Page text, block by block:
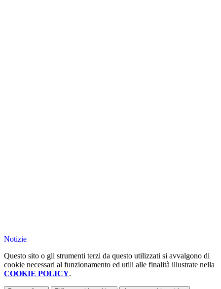
Notizie
Questo sito o gli strumenti terzi da questo utilizzati si avvalgono di
cookie necessari al funzionamento ed utili alle finalità illustrate nella
COOKIE POLICY.